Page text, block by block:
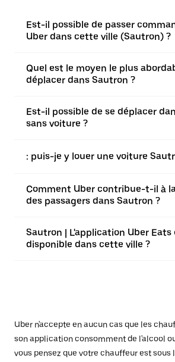
Est-il possible de passer
Uber dans cette ville (Sautron) ?
Quel est le moyen le plus
déplacer dans Sautron ?
Est-il possible de se déplacer
sans voiture ?
: puis-je y louer une voiture
Comment Uber contribue-t-il à
des passagers dans Sautron ?
Sautron | L'application Uber Eats
disponible dans cette ville ?
Uber n'accepte en aucun cas que les
son application consomment de l'alcool
vous pensez que votre chauffeur est sous